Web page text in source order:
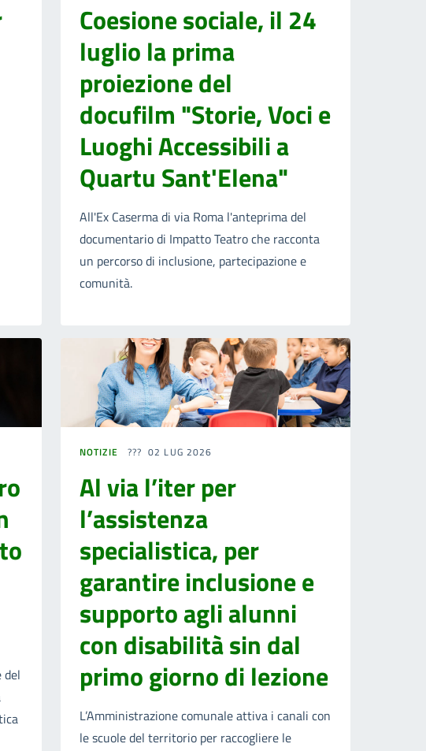
Coesione sociale, il 24
luglio la prima
proiezione del
docufilm "Storie, Voci e
Luoghi Accessibili a
Quartu Sant'Elena"
All'Ex Caserma di via Roma l'anteprima del
documentario di Impatto Teatro che racconta
un percorso di inclusione, partecipazione e
comunità.
NOTIZIE 02 LUG 2026
Al via l’iter per
l’assistenza
specialistica, per
garantire inclusione e
supporto agli alunni
con disabilità sin dal
primo giorno di lezione
L’Amministrazione comunale attiva i canali con
le scuole del territorio per raccogliere le